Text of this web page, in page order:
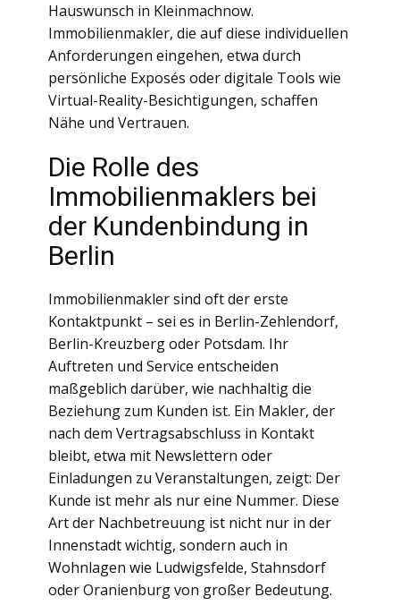
Hauswunsch in Kleinmachnow.
Immobilienmakler, die auf diese individuellen
Anforderungen eingehen, etwa durch
persönliche Exposés oder digitale Tools wie
Virtual-Reality-Besichtigungen, schaffen
Nähe und Vertrauen.
Die Rolle des
Immobilienmaklers bei
der Kundenbindung in
Berlin
Immobilienmakler sind oft der erste
Kontaktpunkt – sei es in Berlin-Zehlendorf,
Berlin-Kreuzberg oder Potsdam. Ihr
Auftreten und Service entscheiden
maßgeblich darüber, wie nachhaltig die
Beziehung zum Kunden ist. Ein Makler, der
nach dem Vertragsabschluss in Kontakt
bleibt, etwa mit Newslettern oder
Einladungen zu Veranstaltungen, zeigt: Der
Kunde ist mehr als nur eine Nummer. Diese
Art der Nachbetreuung ist nicht nur in der
Innenstadt wichtig, sondern auch in
Wohnlagen wie Ludwigsfelde, Stahnsdorf
oder Oranienburg von großer Bedeutung.